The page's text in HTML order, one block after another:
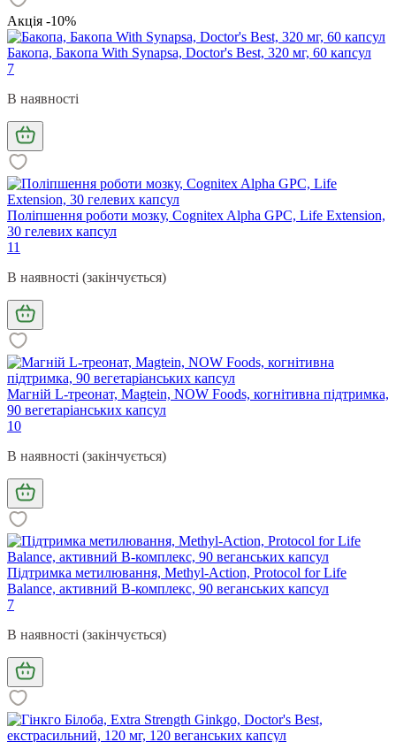
Акція -10%
Бакопа, Бaкoпa With Synapsa, Doctor's Best, 320 мг, 60 капсул
7
В наявності
Поліпшення роботи мозку, Cognitex Alpha GPC, Life Extension,
30 гелевих капсул
11
В наявності (закінчується)
Магній L-треонат, Magtein, NOW Foods, когнітивна підтримка,
90 вегетаріанських капсул
10
В наявності (закінчується)
Підтримка метилювання, Methyl-Action, Protocol for Life
Balance, активний В-комплекс, 90 веганських капсул
7
В наявності (закінчується)